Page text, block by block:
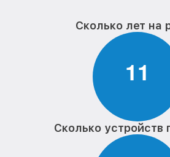
Ремонт системы охлаждения
Замена балластера проектора Philips
Сколько лет на
11
Сколько устройств